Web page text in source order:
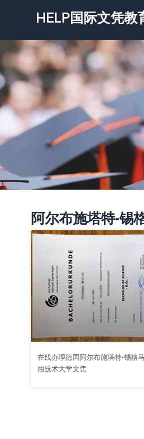
容
HELP国际文凭教
阿尔布施塔特-锡
在线办理德国阿尔布施塔特-锡格
用技术大学文凭